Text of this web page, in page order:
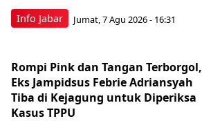
Info Jabar Jumat, 7 Agu 2026 - 16:31
Rompi Pink dan Tangan Terborgol,
Eks Jampidsus Febrie Adriansyah
Tiba di Kejagung untuk Diperiksa
Kasus TPPU